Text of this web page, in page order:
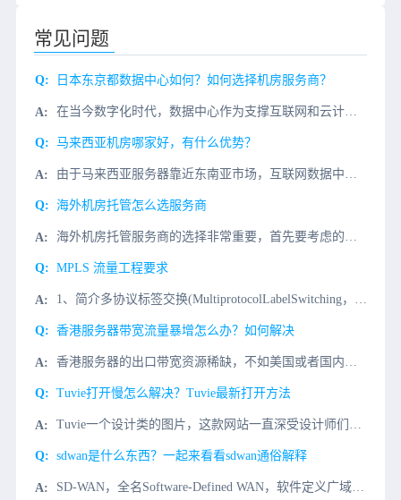
常见问题
日本东京都数据中心如何？如何选择机房服务商？
在当今数字化时代，数据中心作为支撑互联网和云计算的基础设施，其重要性不言而喻。日本东京都及其周边地区，尤其是千叶县印西市，已经成为数据中心的集聚地，吸引了全球众多IT巨头的目光。小编今天和大家聊一下，
马来西亚机房哪家好，有什么优势？
海外机房托管怎么选服务商
MPLS 流量工程要求
香港服务器带宽流量暴增怎么办？如何解决
Tuvie打开慢怎么解决？Tuvie最新打开方法
sdwan是什么东西？一起来看看sdwan通俗解释
SD-WAN，全名Software-Defined WAN，软件定义广域网。sdwan是什么东西？我们可以把它拆分成两部分来解释。WAN，就是Wide Area Network，广域网。WAN是广域网